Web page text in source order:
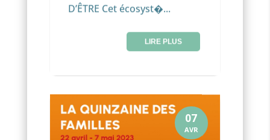
D’ÊTRE Cet écosyst�...
LIRE PLUS
07
AVR